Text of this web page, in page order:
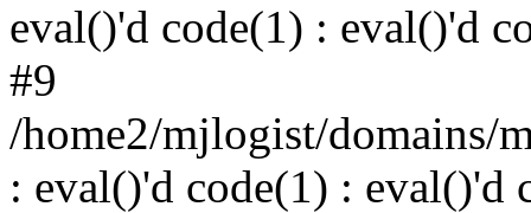
eval()'d code(1) : eval()'d
#9
/home2/mjlogist/domains/
: eval()'d code(1) : eval()'d